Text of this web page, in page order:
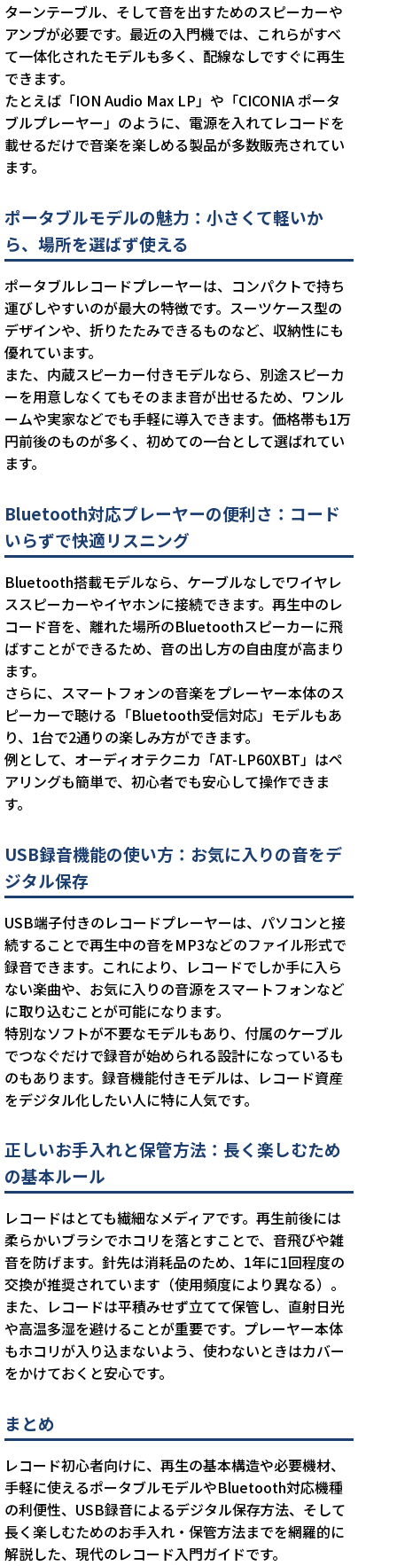
ターンテーブル、そして音を出すためのスピーカーや
アンプが必要です。最近の入門機では、これらがすべ
て一体化されたモデルも多く、配線なしですぐに再生
できます。
たとえば「ION Audio Max LP」や「CICONIA ポータ
ブルプレーヤー」のように、電源を入れてレコードを
載せるだけで音楽を楽しめる製品が多数販売されてい
ます。
ポータブルモデルの魅力：小さくて軽いか
ら、場所を選ばず使える
ポータブルレコードプレーヤーは、コンパクトで持ち
運びしやすいのが最大の特徴です。スーツケース型の
デザインや、折りたたみできるものなど、収納性にも
優れています。
また、内蔵スピーカー付きモデルなら、別途スピーカ
ーを用意しなくてもそのまま音が出せるため、ワンル
ームや実家などでも手軽に導入できます。価格帯も1万
円前後のものが多く、初めての一台として選ばれてい
ます。
Bluetooth対応プレーヤーの便利さ：コード
いらずで快適リスニング
Bluetooth搭載モデルなら、ケーブルなしでワイヤレ
ススピーカーやイヤホンに接続できます。再生中のレ
コード音を、離れた場所のBluetoothスピーカーに飛
ばすことができるため、音の出し方の自由度が高まり
ます。
さらに、スマートフォンの音楽をプレーヤー本体のス
ピーカーで聴ける「Bluetooth受信対応」モデルもあ
り、1台で2通りの楽しみ方ができます。
例として、オーディオテクニカ「AT-LP60XBT」はペ
アリングも簡単で、初心者でも安心して操作できま
す。
USB録音機能の使い方：お気に入りの音をデ
ジタル保存
USB端子付きのレコードプレーヤーは、パソコンと接
続することで再生中の音をMP3などのファイル形式で
録音できます。これにより、レコードでしか手に入ら
ない楽曲や、お気に入りの音源をスマートフォンなど
に取り込むことが可能になります。
特別なソフトが不要なモデルもあり、付属のケーブル
でつなぐだけで録音が始められる設計になっているも
のもあります。録音機能付きモデルは、レコード資産
をデジタル化したい人に特に人気です。
正しいお手入れと保管方法：長く楽しむため
の基本ルール
レコードはとても繊細なメディアです。再生前後には
柔らかいブラシでホコリを落とすことで、音飛びや雑
音を防げます。針先は消耗品のため、1年に1回程度の
交換が推奨されています（使用頻度により異なる）。
また、レコードは平積みせず立てて保管し、直射日光
や高温多湿を避けることが重要です。プレーヤー本体
もホコリが入り込まないよう、使わないときはカバー
をかけておくと安心です。
まとめ
レコード初心者向けに、再生の基本構造や必要機材、
手軽に使えるポータブルモデルやBluetooth対応機種
の利便性、USB録音によるデジタル保存方法、そして
長く楽しむためのお手入れ・保管方法までを網羅的に
解説した、現代のレコード入門ガイドです。